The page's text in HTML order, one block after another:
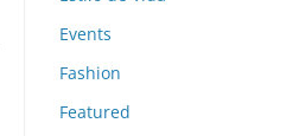
Events
Fashion
Featured